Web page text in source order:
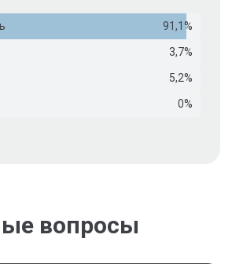
91,1%
3,7%
5,2%
0%
вопросы